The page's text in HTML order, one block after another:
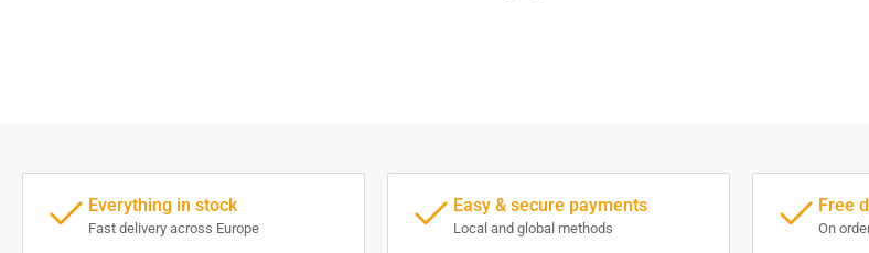
Everything in stock
Fast delivery across Europe
Easy & secure payments
Local and global methods
Free
On